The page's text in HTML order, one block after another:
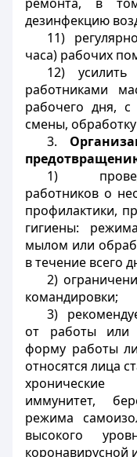
дезинфекцию
11)
часа) рабочих
12)
работниками
рабочего дня,
смены,
3.
1)
работников о
профилактики,
гигиены:
мылом или
в течение всего
2)
командировки;
3)
от работы или
форму работы
относятся лица
хронические
иммунитет,
режима
высокого
коронавирусной